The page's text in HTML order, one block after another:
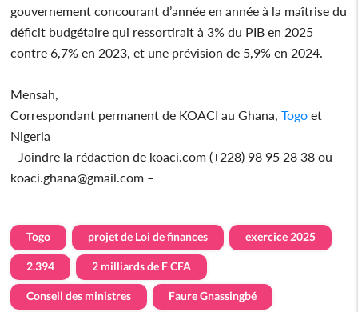
gouvernement concourant d’année en année à la maîtrise du
déficit budgétaire qui ressortirait à 3% du PIB en 2025
contre 6,7% en 2023, et une prévision de 5,9% en 2024.
Mensah,
Correspondant permanent de KOACI au Ghana,Togo et
Nigeria
- Joindre la rédaction de koaci.com (+228) 98 95 28 38 ou
koaci.ghana@gmail.com –
Togo projet de Loi de finances exercice 2025
2.394 2 milliards de F CFA
Conseil des ministres Faure Gnassingbé